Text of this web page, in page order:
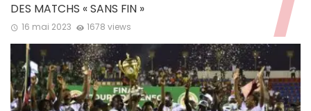
DES MATCHS « SANS FIN »
16 mai 2023 1678 views